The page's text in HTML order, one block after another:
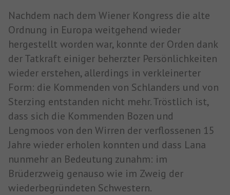
Nachdem nach dem Wiener Kongress die alte
Ordnung in Europa weitgehend wieder
hergestellt worden war, konnte der Orden dank
der Tatkraft einiger beherzter Persönlichkeiten
wieder erstehen, allerdings in verkleinerter
Form: die Kommenden von Schlanders und von
Sterzing entstanden nicht mehr. Tröstlich ist,
dass sich die Kommenden Bozen und
Lengmoos von den Wirren der verflossenen 15
Jahre wieder erholen konnten und dass Lana
nunmehr an Bedeutung zunahm: im
Brüderzweig genauso wie im Zweig der
wiederbegründeten Schwestern.